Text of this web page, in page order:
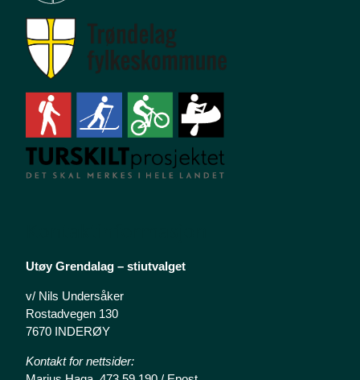
Utøy Grendalag – stiutvalget
v/ Nils Undersåker
Rostadvegen 130
7670 INDERØY
Kontakt for nettsider: